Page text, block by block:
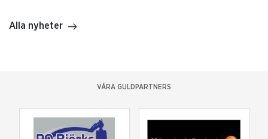
Alla nyheter
VÅRA GULDPARTNERS